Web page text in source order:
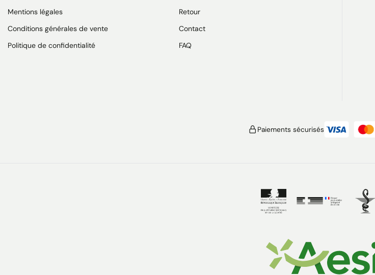
Mentions légales
Conditions générales de vente
Politique de confidentialité
Retour
Contact
FAQ
Paiements sécurisés